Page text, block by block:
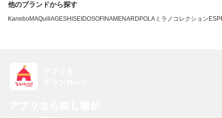
他のブランドから探す
KaneboMAQuillAGESHISEIDOSOFINAMENARD POLA ミラノコレクション